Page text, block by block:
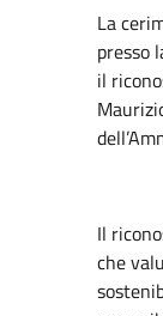
La
presso
il
Il
che